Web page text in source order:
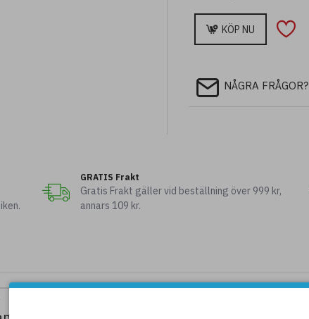
KÖP NU
NÅGRA FRÅGOR?
GRATIS Frakt
Gratis Frakt gäller vid beställning över 999 kr,
annars 109 kr.